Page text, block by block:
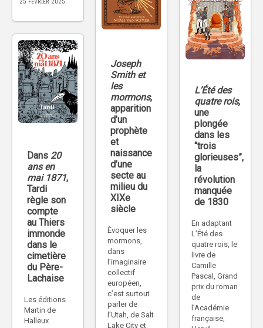
Joseph
Smith et
les
mormons,
apparition
d’un
prophète
et
naissance
d’une
secte au
milieu du
XIXe
siècle
Évoquer les
mormons,
dans
l’imaginaire
collectif
européen,
c’est surtout
parler de
l’Utah, de Salt
Lake City et
L’Été des
quatre rois,
une
plongée
dans les
“trois
glorieuses”,
la
révolution
manquée
de 1830
En adaptant
L’Été des
quatre rois, le
livre de
Camille
Pascal, Grand
prix du roman
de
l’Académie
française,
Dans 20
ans en
mai 1871,
Tardi
règle son
compte
au Thiers
immonde
dans le
cimetière
du Père-
Lachaise
Les éditions
Martin de
Halleux